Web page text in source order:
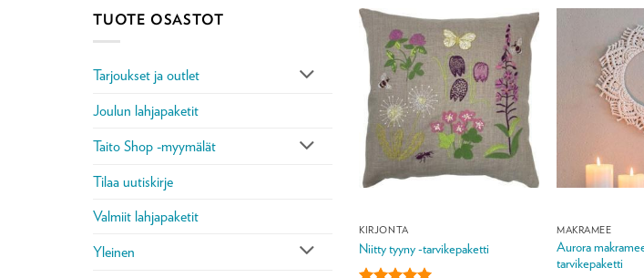
TUOTE OSASTOT
Tarjoukset ja outlet
Joulun lahjapaketit
Taito Shop -myymälät
Tilaa uutiskirje
Valmiit lahjapaketit
Yleinen
KIRJONTA
Niitty tyyny -tarvikepaketti
MAKRAMEE
Aurora
tarvikepaketti